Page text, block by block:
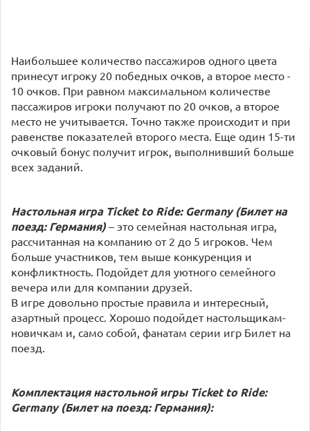
Наибольшее количество пассажиров одного цвета
принесут игроку 20 победных очков, а второе место -
10 очков. При равном максимальном количестве
пассажиров игроки получают по 20 очков, а второе
место не учитывается. Точно также происходит и при
равенстве показателей второго места. Еще один 15-ти
очковый бонус получит игрок, выполнивший больше
всех заданий.
Настольная игра Ticket to Ride: Germany (Билет на
поезд: Германия)– это семейная настольная игра,
рассчитанная на компанию от 2 до 5 игроков. Чем
больше участников, тем выше конкуренция и
конфликтность. Подойдет для уютного семейного
вечера или для компании друзей.
В игре довольно простые правила и интересный,
азартный процесс. Хорошо подойдет настольщикам-
новичкам и, само собой, фанатам серии игр Билет на
поезд.
Комплектация настольной игры Ticket to Ride:
Germany (Билет на поезд: Германия):